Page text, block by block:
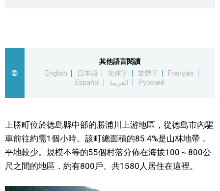
日本入門
政治外交
財經
文化
科學技術
其他語言閱讀
English
日本語 简体字 繁體字
Français
Español
العربية Русский
上勝町位於徳島縣中部的勝浦川上游地區，從徳島市內驅
車前往約需1個小時。該町總面積的85.4%是山林地帶，
平地較少。規模不等的55個村落分佈在海拔100～800公
尺之間的地區，約有800戶、共1580人居住在這裡。